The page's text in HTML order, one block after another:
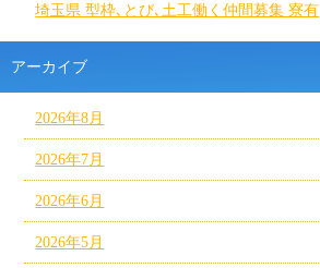
埼玉県 型枠､とび､土工働く仲間募集 寮有
アーカイブ
2026年8月
2026年7月
2026年6月
2026年5月